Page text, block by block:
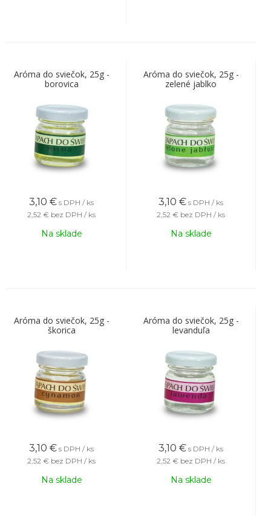
Aróma do sviečok, 25g -
borovica
3,10 € s DPH / ks
2,52 € bez DPH / ks
Na sklade
Aróma do sviečok, 25g -
zelené jablko
3,10 € s DPH / ks
2,52 € bez DPH / ks
Na sklade
Aróma do sviečok, 25g -
škorica
3,10 € s DPH / ks
2,52 € bez DPH / ks
Na sklade
Aróma do sviečok, 25g -
levanduľa
3,10 € s DPH / ks
2,52 € bez DPH / ks
Na sklade